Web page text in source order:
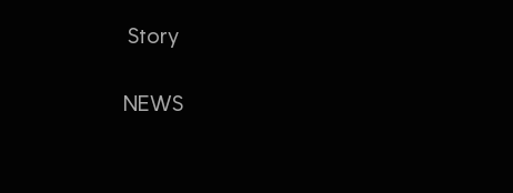
Story
NEWS